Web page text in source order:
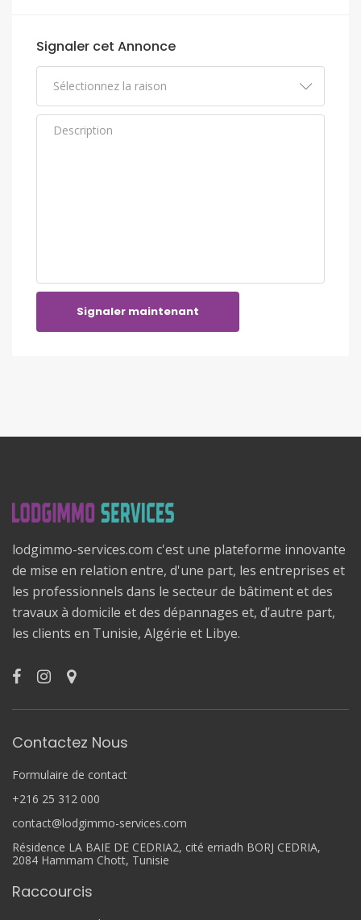
Signaler cet Annonce
Signaler maintenant
lodgimmo-services.com c'est une plateforme innovante
de mise en relation entre, d'une part, les entreprises et
les professionnels dans le secteur de bâtiment et des
travaux à domicile et des dépannages et, d’autre part,
les clients en Tunisie, Algérie et Libye.
Contactez Nous
Formulaire de contact
+216 25 312 000
contact@lodgimmo-services.com
Résidence LA BAIE DE CEDRIA2, cité erriadh BORJ CEDRIA,
2084 Hammam Chott, Tunisie
Raccourcis